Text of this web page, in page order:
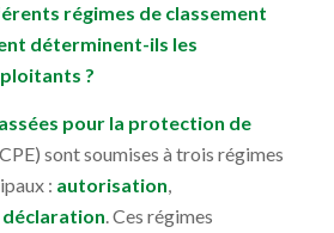
régimes de classement
déterminent-ils les
?
pour la protection de
sont soumises à trois régimes
: autorisation
déclaration . Ces régimes